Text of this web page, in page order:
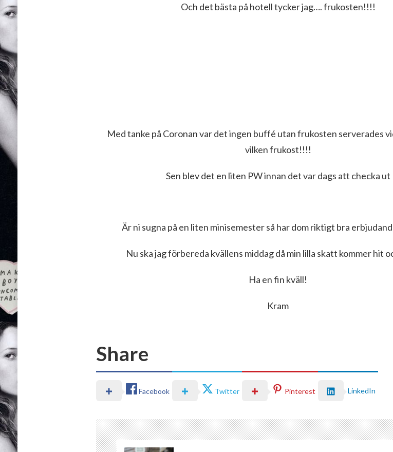
Och det bästa på hotell tycker jag…. frukosten!!!!
Med tanke på Coronan var det ingen buffé utan frukosten serverades
vilken frukost!!!!
Sen blev det en liten PW innan det var dags att checka ut
Är ni sugna på en liten minisemester så har dom riktigt bra
Nu ska jag förbereda kvällens middag då min lilla skatt kommer hit
Ha en fin kväll!
Kram
Share
Facebook Twitter Pinterest LinkedIn